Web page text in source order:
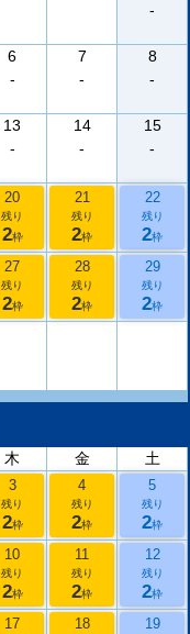
-
6
-
7
-
8
-
13
-
14
-
15
-
20
残り
2枠
21
残り
2枠
22
残り
2枠
27
残り
2枠
28
残り
2枠
29
残り
2枠
木 金 土
3
残り
2枠
4
残り
2枠
5
残り
2枠
10
残り
2枠
11
残り
2枠
12
残り
2枠
17 18 19